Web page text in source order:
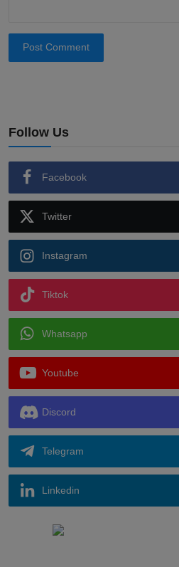
Post Comment
Follow Us
Facebook
Twitter
Instagram
Tiktok
Whatsapp
Youtube
Discord
Telegram
Linkedin